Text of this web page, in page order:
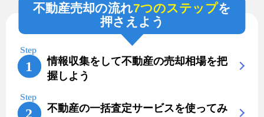
不動産売却の流れ7つのステップを
押さえよう
情報収集をして不動産の売却相場を把
握しよう
不動産の一括査定サービスを使ってみ